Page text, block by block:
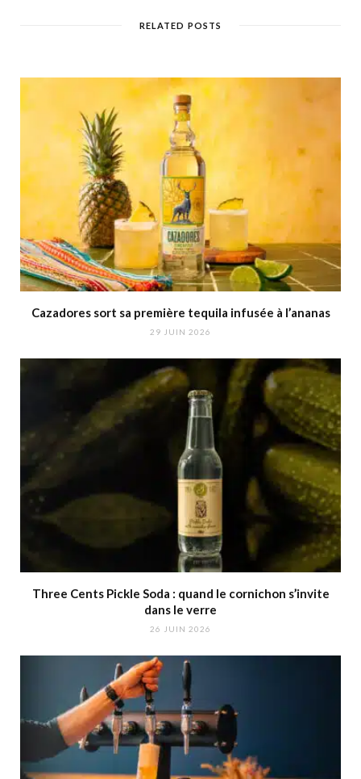
RELATED POSTS
Cazadores sort sa première tequila infusée à l’ananas
29 JUIN 2026
Three Cents Pickle Soda : quand le cornichon s’invite
dans le verre
26 JUIN 2026